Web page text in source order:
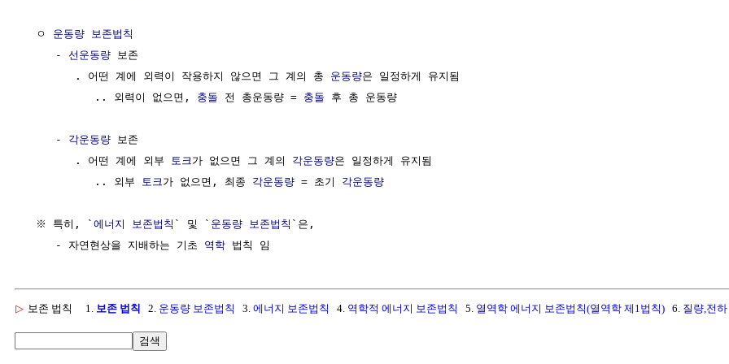
  ㅇ
운동량 보존법칙
     -
선운동량 보존
        . 어떤 계에 외력이 작용하지 않으면 그 계의 총
운동량은 일정하게 유지됨
           .. 외력이 없으면,
충돌 전 총운동량 = 충돌 후 총 운동량
     -
각운동량 보존
        . 어떤 계에 외부
토크 가 없으면 그 계의 각운동량은 일정하게 유지됨
           .. 외부
토크 가 없으면, 최종 각운동량 = 초기 각운동량
  ※ 특히, `
에너지 보존법칙 ` 및 ` 운동량 보존법칙 `은,
     - 자연현상을 지배하는 기초
역학
▷ 보존 법칙 1. 보존 법칙 2. 운동량 보존법칙 3. 에너지 보존법칙 4. 역학적 에너지 보존법칙 5. 열역학 에너지 보존법칙(열역학 제1법칙) 6. 질량,전
검색